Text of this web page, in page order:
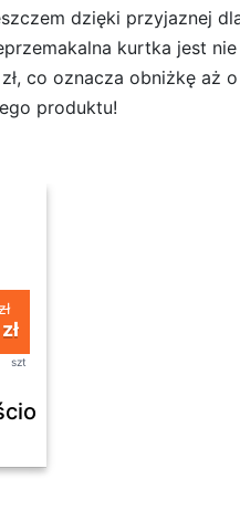
dzięki przyjaznej
kurtka jest
co oznacza obniżkę aż
produktu!
szt
niebieski